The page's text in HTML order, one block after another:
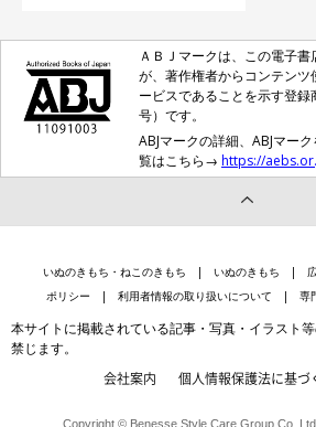
ＡＢＪマークは、この電子
が、著作権者からコンテン
ービスであることを示す登
号）です。
ABJマークの詳細、ABJマー
覧はこちら→ https://
いぬのきもち・ねこのきもち いぬのきもち
ポリシー
利用者情報の取り扱いについて 専
本サイトに掲載されている記事・写真・イラスト
禁じます。
会社案内 個人情報保護法に基づ
Copyright © Benesse Style Care Group